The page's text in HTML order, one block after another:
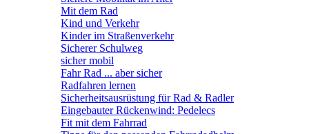
Mit dem Rad
Kind und Verkehr
Kinder im Straßenverkehr
Sicherer Schulweg
sicher mobil
Fahr Rad ... aber sicher
Radfahren lernen
Sicherheitsausrüstung für Rad & Radler
Eingebauter Rückenwind: Pedelecs
Fit mit dem Fahrrad